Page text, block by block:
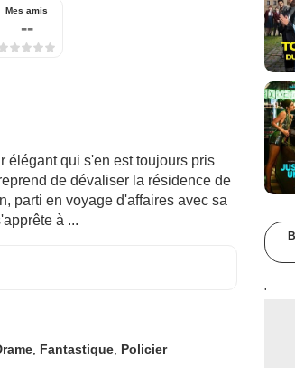
Mes amis
--
élégant qui s'en est toujours pris
de dévaliser la résidence de
parti en voyage d'affaires avec sa
à ...
, Fantastique, Policier
'